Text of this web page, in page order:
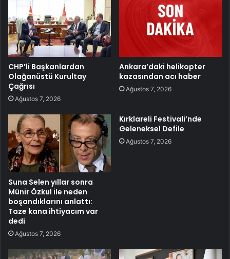
CHP’li Başkanlardan
Olağanüstü Kurultay
Çağrısı
Ağustos 7, 2026
Ankara’daki helikopter
kazasından acı haber
Ağustos 7, 2026
Suna Selen yıllar sonra
Münir Özkul ile neden
boşandıklarını anlattı:
Taze kana ihtiyacım var
dedi
Ağustos 7, 2026
Kırklareli Festivali’nde
Geleneksel Defile
Ağustos 7, 2026